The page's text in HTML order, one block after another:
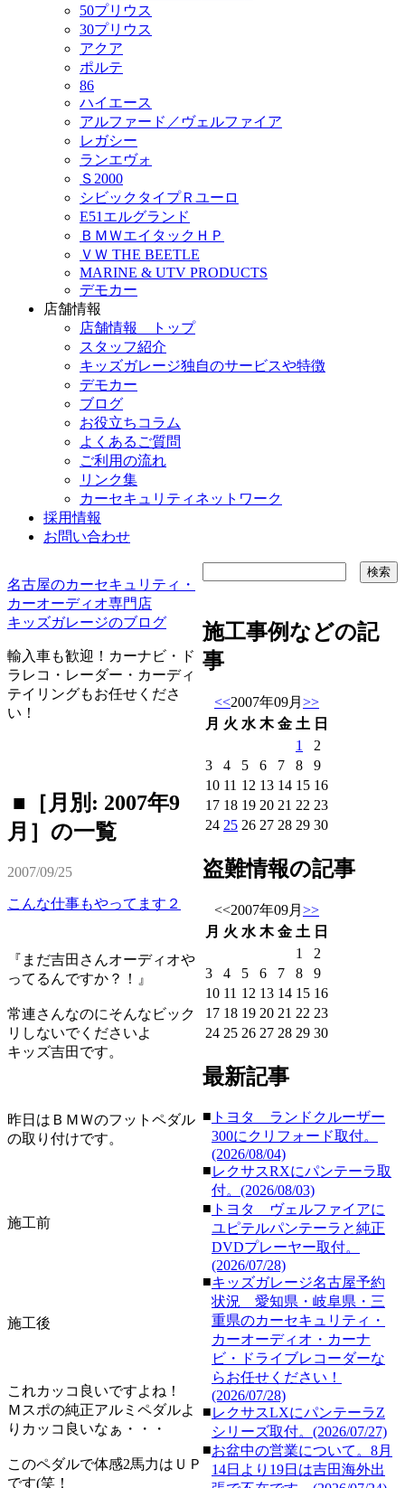
50プリウス
30プリウス
アクア
ポルテ
86
ハイエース
アルファード／ヴェルファイア
レガシー
ランエヴォ
Ｓ2000
シビックタイプＲユーロ
E51エルグランド
ＢＭＷエイタックＨＰ
ＶＷ THE BEETLE
MARINE & UTV PRODUCTS
デモカー
店舗情報
店舗情報 トップ
スタッフ紹介
キッズガレージ独自のサービスや特徴
デモカー
ブログ
お役立ちコラム
よくあるご質問
ご利用の流れ
リンク集
カーセキュリティネットワーク
採用情報
お問い合わせ
名古屋のカーセキュリティ・
カーオーディオ専門店
キッズガレージのブログ
輸入車も歓迎！カーナビ・ド
ラレコ・レーダー・カーディ
テイリングもお任せくださ
い！
■［月別: 2007年9
月］の一覧
2007/09/25
こんな仕事もやってます２
『まだ吉田さんオーディオや
ってるんですか？！』
常連さんなのにそんなビック
リしないでくださいよ
キッズ吉田です。
昨日はＢＭＷのフットペダル
の取り付けです。
施工前
施工後
これカッコ良いですよね！
Ｍスポの純正アルミペダルよ
りカッコ良いなぁ・・・
このペダルで体感2馬力はＵＰ
です(笑！
施工事例などの記
事
<<2007年09月 >>
月 火 水 木 金 土 日
1
2
3
4 5 6 7 8
9
10 11 12 13 14 15 16
17 18 19 20 21 22 23
24 25 26 27 28 29 30
盗難情報の記事
<<2007年09月 >>
月 火 水 木 金 土 日
1
2
3
4 5 6 7 8
9
10 11 12 13 14 15 16
17 18 19 20 21 22 23
24 25 26 27 28 29 30
最新記事
■ トヨタ ランドクルーザー
300にクリフォード取付。
(2026/08/04)
■レクサスRXにパンテーラ取
付。(2026/08/03)
■ トヨタ ヴェルファイアに
ユピテルパンテーラと純正
DVDプレーヤー取付。
(2026/07/28)
■キッズガレージ名古屋予約
状況 愛知県・岐阜県・三
重県のカーセキュリティ・
カーオーディオ・カーナ
ビ・ドライブレコーダーな
らお任せください！
(2026/07/28)
■レクサスLXにパンテーラZ
シリーズ取付。(2026/07/27)
■お盆中の営業について。8月
14日より19日は吉田海外出